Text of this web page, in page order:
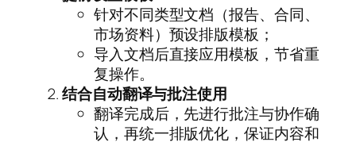
针对不同类型文档（报告、合同、
市场资料）预设排版模板；
导入文档后直接应用模板，节省重
复操作。
结合自动翻译与批注使用
翻译完成后，先进行批注与协作确
认，再统一排版优化，保证内容和